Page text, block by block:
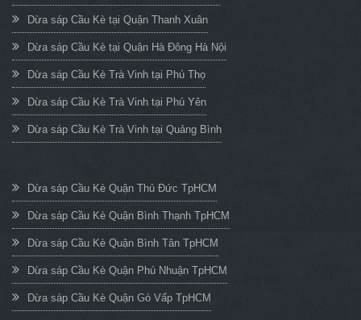
Dừa sáp Cầu Kè tại Quận Thanh Xuân
Dừa sáp Cầu Kè tại Quận Hà Đông Hà Nội
Dừa sáp Cầu Kè Trà Vinh tại Phú Thọ
Dừa sáp Cầu Kè Trà Vinh tại Phú Yên
Dừa sáp Cầu Kè Trà Vinh tại Quảng Bình
Dừa sáp Cầu Kè Quận Thủ Đức TpHCM
Dừa sáp Cầu Kè Quận Bình Thạnh TpHCM
Dừa sáp Cầu Kè Quận Bình Tân TpHCM
Dừa sáp Cầu Kè Quận Phú Nhuận TpHCM
Dừa sáp Cầu Kè Quận Gò Vấp TpHCM